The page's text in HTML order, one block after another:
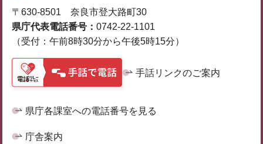
〒630-8501 奈良市登大路町30
県庁代表電話番号： 0742-22-1101
（受付：午前8時30分から午後5時15分）
手話リンクのご案内
県庁各課室への電話番号を見る
庁舎案内